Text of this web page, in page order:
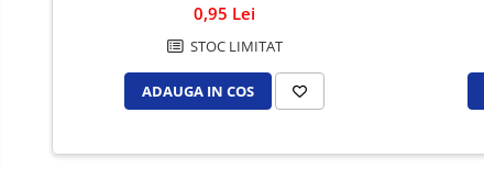
Etichete autoadezive
0,95 Lei
STOC LIMITAT
ADAUGA IN COS